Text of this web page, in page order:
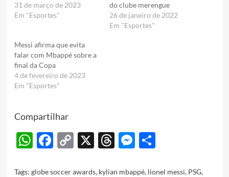
31 de março de 2023
Em "Esportes"
do clube merengue
26 de janeiro de 2022
Em "Esportes"
Messi afirma que evita
falar com Mbappé sobre a
final da Copa
4 de fevereiro de 2023
Em "Esportes"
Compartilhar
WhatsApp
Facebook
Copy
X Threads
Messenger
Share
Tags: globe soccer awards, kylian mbappé, lionel messi, PSG,